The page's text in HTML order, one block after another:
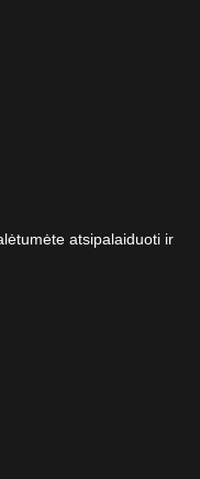
atsipalaiduoti ir